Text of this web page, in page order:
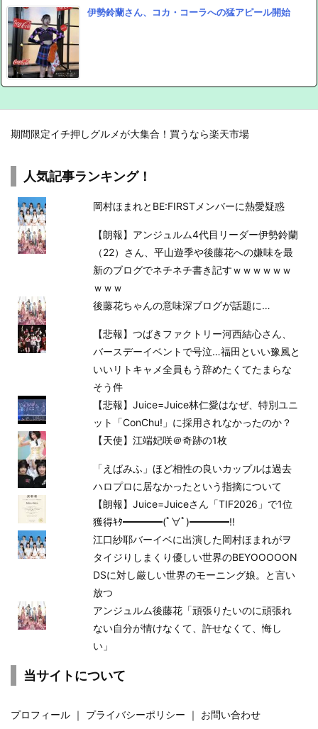
伊勢鈴蘭さん、コカ・コーラへの猛アピール開始
期間限定イチ押しグルメが大集合！買うなら楽天市場
人気記事ランキング！
岡村ほまれとBE:FIRSTメンバーに熱愛疑惑
【朗報】アンジュルム4代目リーダー伊勢鈴蘭
（22）さん、平山遊季や後藤花への嫌味を最
新のブログでネチネチ書き記すｗｗｗｗｗｗ
ｗｗｗ
後藤花ちゃんの意味深ブログが話題に…
【悲報】つばきファクトリー河西結心さん、
バースデーイベントで号泣…福田といい豫風と
いいリトキャメ全員もう辞めたくてたまらな
そう件
【悲報】Juice=Juice林仁愛はなぜ、特別ユニ
ット「ConChu!」に採用されなかったのか？
【天使】江端妃咲＠奇跡の1枚
「えばみふ」ほど相性の良いカップルは過去
ハロプロに居なかったという指摘について
【朗報】Juice=Juiceさん「TIF2026」で1位
獲得ｷﾀ━━━━(ﾟ∀ﾟ)━━━━!!
江口紗耶バーイベに出演した岡村ほまれがヲ
タイジりしまくり優しい世界のBEYOOOOON
DSに対し厳しい世界のモーニング娘。と言い
放つ
アンジュルム後藤花「頑張りたいのに頑張れ
ない自分が情けなくて、許せなくて、悔し
い」
当サイトについて
プロフィール ｜ プライバシーポリシー ｜ お問い合わせ